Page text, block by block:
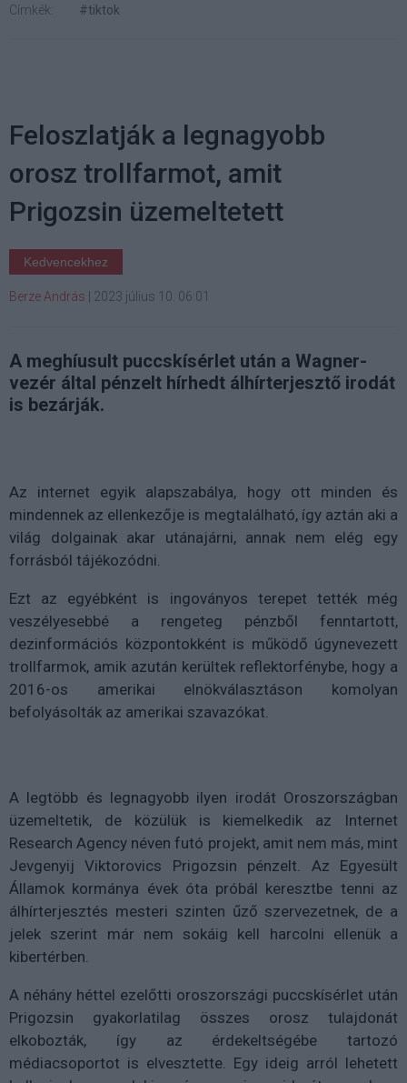
Címkék: #tiktok
Feloszlatják a legnagyobb
orosz trollfarmot, amit
Prigozsin üzemeltetett
Kedvencekhez
Berze András 2023 július 10. 06:01
A meghíusult puccskísérlet után a Wagner-
vezér által pénzelt hírhedt álhírterjesztő irodát
is bezárják.
Az internet egyik alapszabálya, hogy ott minden és
mindennek az ellenkezője is megtalálható, így aztán aki a
világ dolgainak akar utánajárni, annak nem elég egy
forrásból tájékozódni.
Ezt az egyébként is ingoványos terepet tették még
veszélyesebbé a rengeteg pénzből fenntartott,
dezinformációs központokként is működő úgynevezett
trollfarmok, amik azután kerültek reflektorfénybe, hogy a
2016-os amerikai elnökválasztáson komolyan
befolyásolták az amerikai szavazókat.
A legtöbb és legnagyobb ilyen irodát Oroszországban
üzemeltetik, de közülük is kiemelkedik az Internet
Research Agency néven futó projekt, amit nem más, mint
Jevgenyij Viktorovics Prigozsin pénzelt. Az Egyesült
Államok kormánya évek óta próbál keresztbe tenni az
álhírterjesztés mesteri szinten űző szervezetnek, de a
jelek szerint már nem sokáig kell harcolni ellenük a
kibertérben.
A néhány héttel ezelőtti oroszországi puccskísérlet után
Prigozsin gyakorlatilag összes orosz tulajdonát
elkobozták, így az érdekeltségébe tartozó
médiacsoportot is elvesztette. Egy ideig arról lehetett